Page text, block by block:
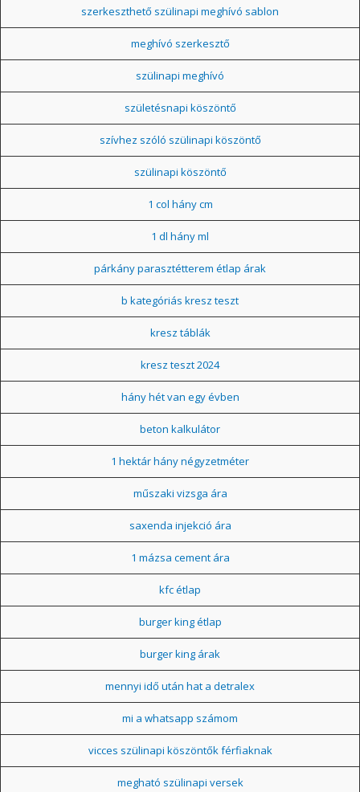
szerkeszthető szülinapi meghívó sablon
meghívó szerkesztő
szülinapi meghívó
születésnapi köszöntő
szívhez szóló szülinapi köszöntő
szülinapi köszöntő
1 col hány cm
1 dl hány ml
párkány parasztétterem étlap árak
b kategóriás kresz teszt
kresz táblák
kresz teszt 2024
hány hét van egy évben
beton kalkulátor
1 hektár hány négyzetméter
műszaki vizsga ára
saxenda injekció ára
1 mázsa cement ára
kfc étlap
burger king étlap
burger king árak
mennyi idő után hat a detralex
mi a whatsapp számom
vicces szülinapi köszöntők férfiaknak
megható szülinapi versek